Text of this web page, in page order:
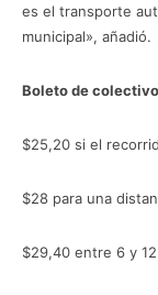
es el transporte
municipal», añadió.
Boleto de
$25,20 si el
$28 para una
$29,40 entre 6 y